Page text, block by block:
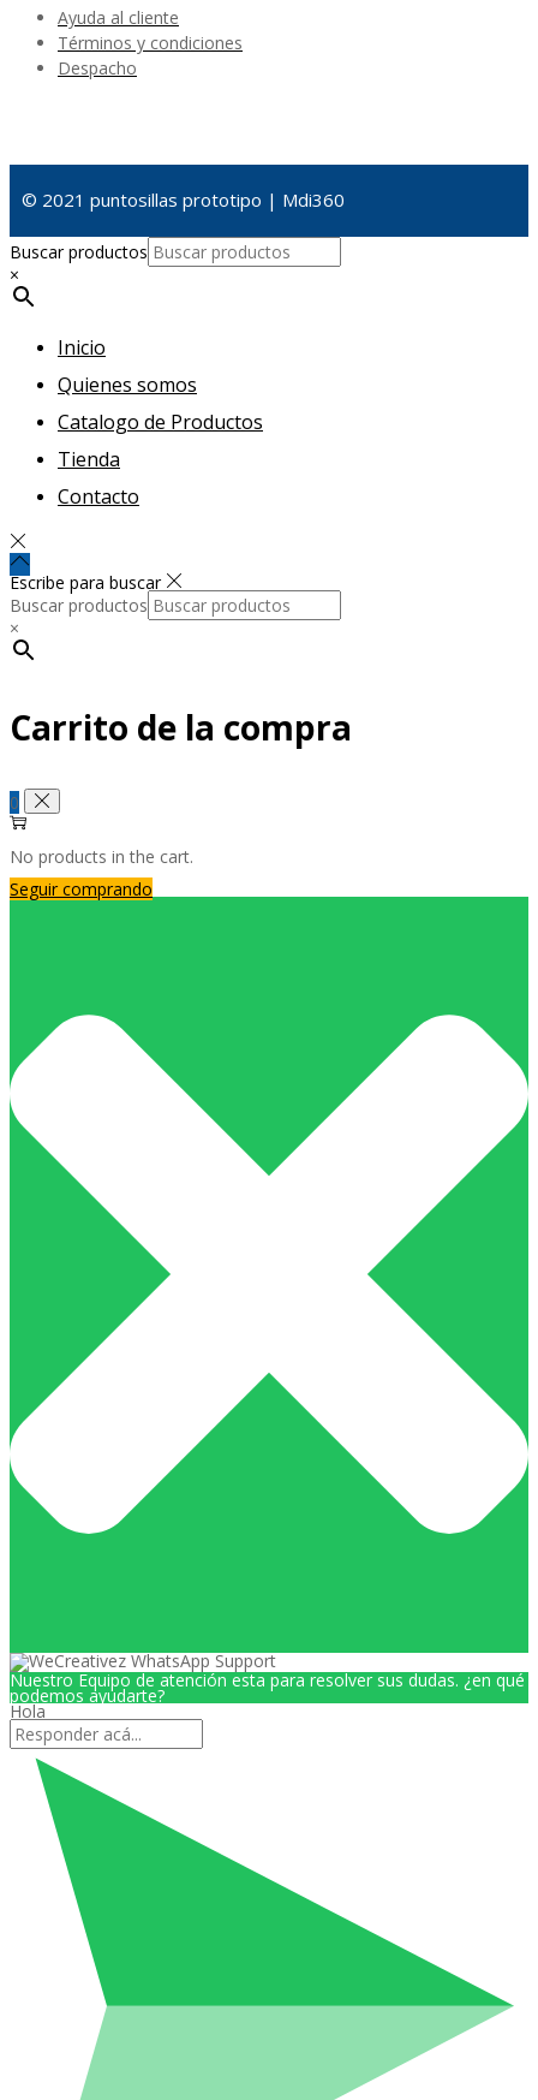
Ayuda al cliente
Términos y condiciones
Despacho
© 2021 puntosillas prototipo | Mdi360
Buscar productos
×
Inicio
Quienes somos
Catalogo de Productos
Tienda
Contacto
Escribe para buscar
Buscar productos
×
Carrito de la compra
0
No products in the cart.
Seguir comprando
Nuestro Equipo de atención esta para resolver sus dudas. ¿en qué
podemos ayudarte?
Hola